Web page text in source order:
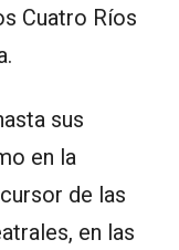
Cuatro Ríos
sus
en la
de las
en las